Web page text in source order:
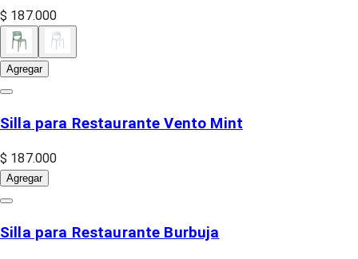
$ 187.000
Agregar
Silla para Restaurante Vento Mint
$ 187.000
Agregar
Silla para Restaurante Burbuja